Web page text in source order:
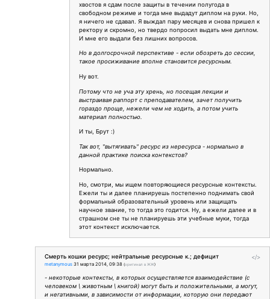
хвостов я сдам после защиты в течении полугода в
свободном режиме и тогда мне выдадут диплом на руки. Но,
я ничего не сдавал. Я выждал пару месяцев и снова пришел к
ректору и скромно, но твердо попросил выдать мне диплом.
И мне его выдали без лишних вопросов.
Но в долгосрочной перспективе - если обозреть до сессии,
такое просиживание вполне становится ресурсным.
Ну вот.
Потому что не уча эту хрень, но посещая лекции и
выстраивая раппорт с преподавателем, зачет получить
гораздо проще, нежели чем не ходить, а потом учить
материал полностью.
И ты, Брут :)
Так вот, "вытягивать" ресурс из нересурса - нормально в
данной практике поиска контекстов?
Нормально.
Но, смотри, мы ищем повторяющиеся ресурсные контексты.
Ежели ты и далее планируешь постепенно поднимать свой
формальный образовательный уровень или защищать
научное звание, то тогда это годится. Ну, а ежели далее и в
страшном сне ты не планируешь эти учебные муки, тогда
этот контекст исключается.
</>
Смерть кошки ресурс; нейтральные ресурсные к.; дефицит
metanymous 31 марта 2014, 09:38 (оригинал в ЖЖ)
- некоторые контексты, в которых осуществляется взаимодействие (с
человеком \ животным \ книгой) могут быть и положительными, а могут,
и негативными, в зависимости от информации, которую они передают